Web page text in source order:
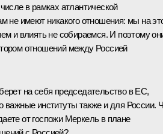
в рамках атлантической
не имеют никакого отношения: мы на
и влиять не собираемся. И поэтому
отношений между Россией
на себя председательство в ЕС,
важные институты также и для России.
от госпожи Меркель в плане